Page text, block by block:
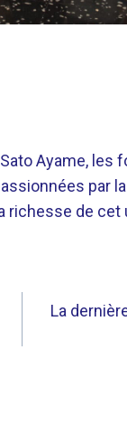
Ayame, les
par
richesse de
La